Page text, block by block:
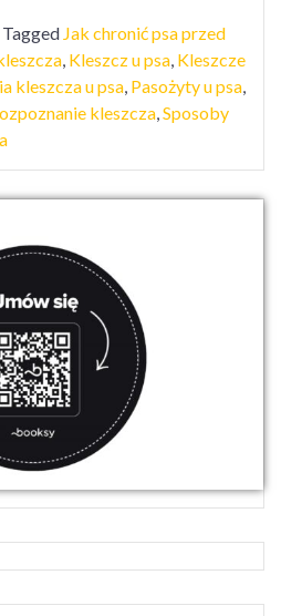
Tagged Jak chronić psa przed
Kleszcz u psa Kleszcze
kleszcza u psa Pasożyty u psa
kleszcza Sposoby